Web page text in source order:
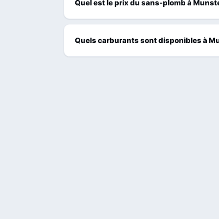
Quel est le prix du sans-plomb à
Quels carburants sont disponibles à